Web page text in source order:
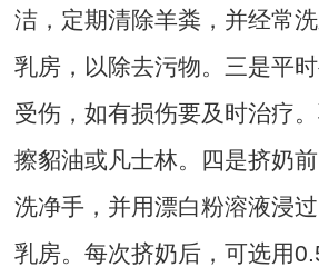
洁，定期清除羊粪，并经常
乳房，以除去污物。三是平
受伤，如有损伤要及时治疗
擦貂油或凡士林。四是挤奶前
洗净手，并用漂白粉溶液浸
乳房。每次挤奶后，可选用